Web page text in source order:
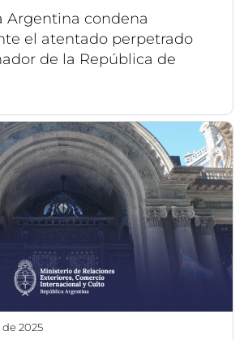
Argentina condena
el atentado perpetrado
de la República de
de 2025